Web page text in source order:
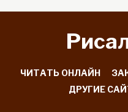
ЧИТАТЬ ОНЛАЙН
ДРУГИЕ